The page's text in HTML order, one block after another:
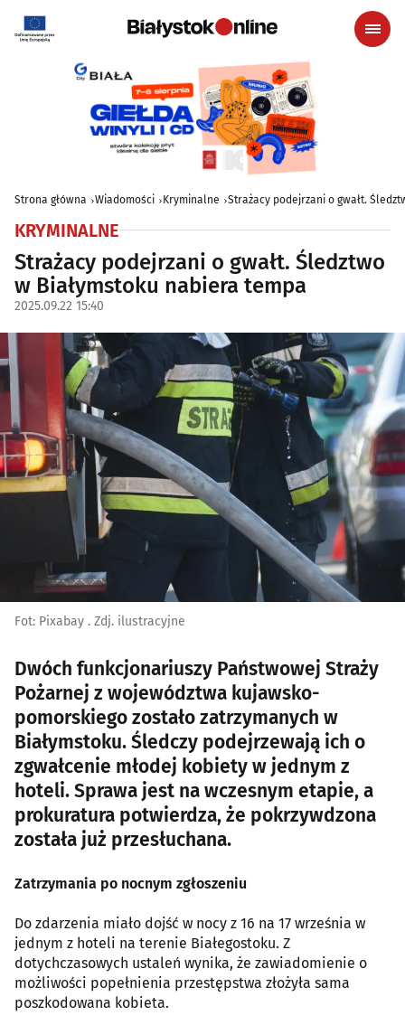
Strona główna Wiadomości Kryminalne Strażacy podejrzani o gwałt.
KRYMINALNE
Strażacy podejrzani o gwałt. Śledztwo
w Białymstoku nabiera tempa
2025.09.22 15:40
Fot: Pixabay . Zdj. ilustracyjne
Dwóch funkcjonariuszy Państwowej Straży
Pożarnej z województwa kujawsko-
pomorskiego zostało zatrzymanych w
Białymstoku. Śledczy podejrzewają ich o
zgwałcenie młodej kobiety w jednym z
hoteli. Sprawa jest na wczesnym etapie, a
prokuratura potwierdza, że pokrzywdzona
została już przesłuchana.
Zatrzymania po nocnym zgłoszeniu
Do zdarzenia miało dojść w nocy z 16 na 17 września w
jednym z hoteli na terenie Białegostoku. Z
dotychczasowych ustaleń wynika, że zawiadomienie o
możliwości popełnienia przestępstwa złożyła sama
poszkodowana kobieta.